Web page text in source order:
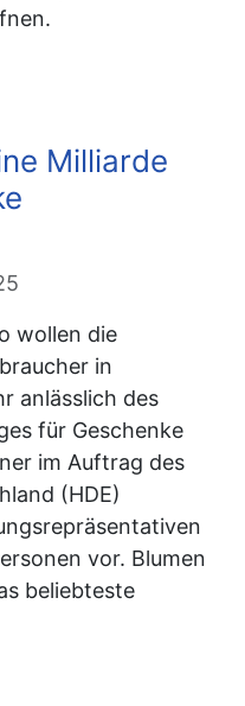
Milliarde
wollen die
in
anlässlich des
für Geschenke
im Auftrag des
(HDE)
vor. Blumen
beliebteste